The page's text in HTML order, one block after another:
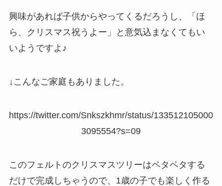
興味があれば子供からやってくるだろうし、「ほ
ら、クリスマス祝うよー」と意気込まなくてもい
いようですよ♪
↓こんなご家庭もありました。
https://twitter.com/Snkszkhmr/status/133512105000
3095554?s=09
このフェルトのクリスマスツリーはペタペタする
だけで完成しちゃうので、1歳の子でも楽しく作る